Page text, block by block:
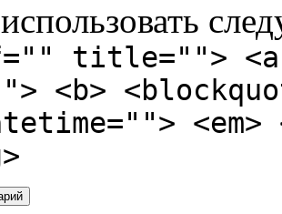
title="">
<b>